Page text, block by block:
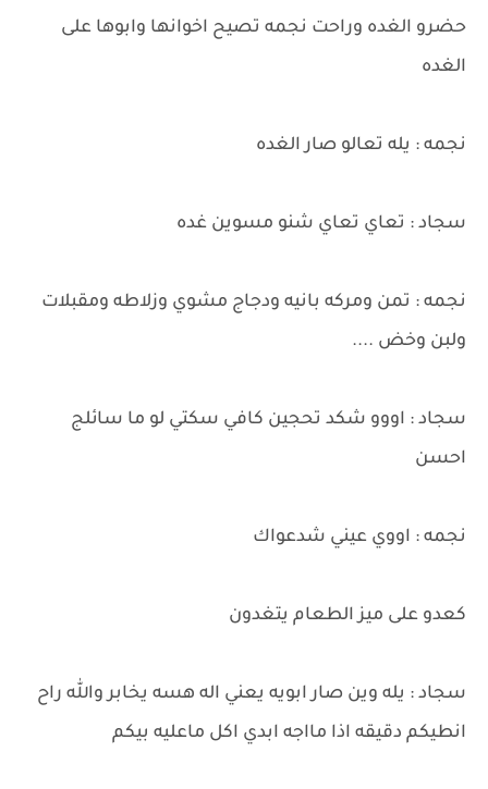
حضرو الغده وراحت نجمه تصيح اخوانها وابوها على
الغده
نجمه : يله تعالو صار الغده
سجاد : تعاي تعاي شنو مسوين غده
نجمه : تمن ومركه بانيه ودجاج مشوي وزلاطه ومقبلات
ولبن وخض ....
سجاد : اووو شكد تحجين كافي سكتي لو ما سائلج
احسن
نجمه : اووي عيني شدعواك
كعدو على ميز الطعام يتغدون
سجاد : يله وين صار ابويه يعني اله هسه يخابر والله راح
انطيكم دقيقه اذا مااجه ابدي اكل ماعليه بيكم